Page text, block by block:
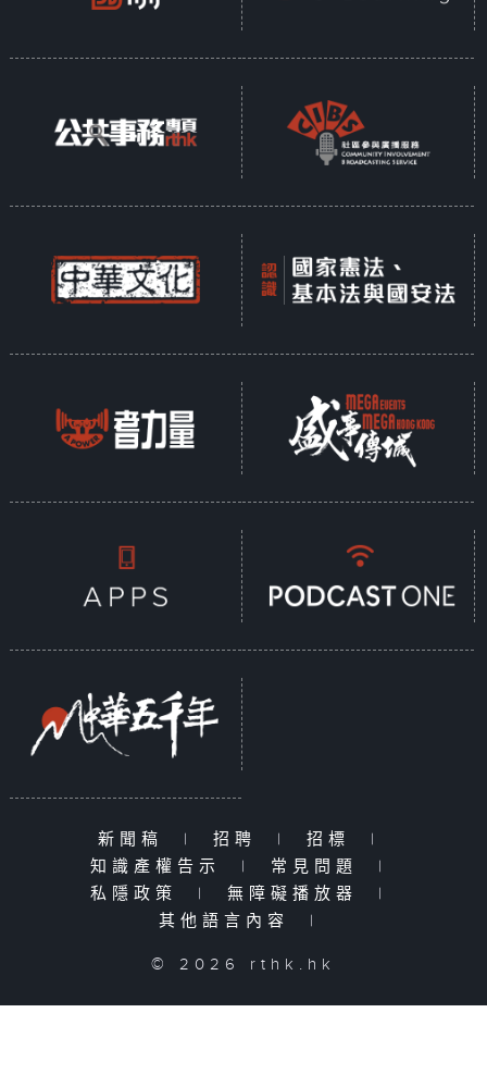
新聞稿 | 招聘 | 招標
|
知識產權告示
| 常見問題
|
私隱政策
| 無障礙播放器
|
其他語言內容
|
© 2026 rthk.hk